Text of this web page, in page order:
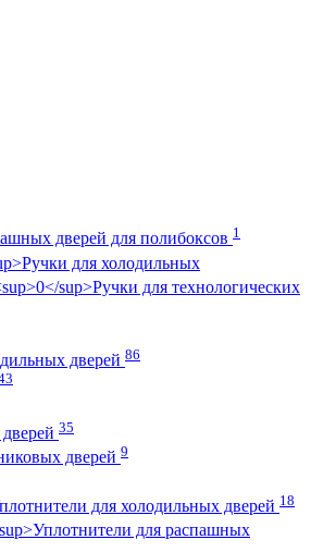
дверей для полибоксов 1
Ручки для холодильных
Ручки для технологических
дверей 86
35
дверей 9
для холодильных дверей 18
Уплотнители для распашных